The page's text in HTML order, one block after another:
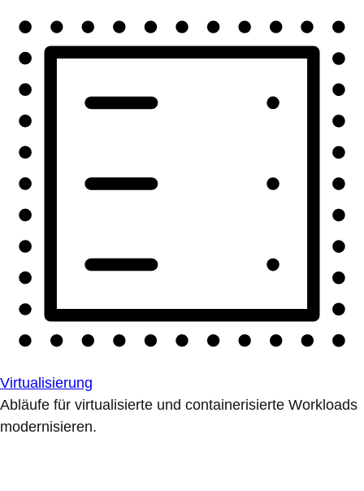
Virtualisierung
Abläufe für virtualisierte und containerisierte Workloads
modernisieren.